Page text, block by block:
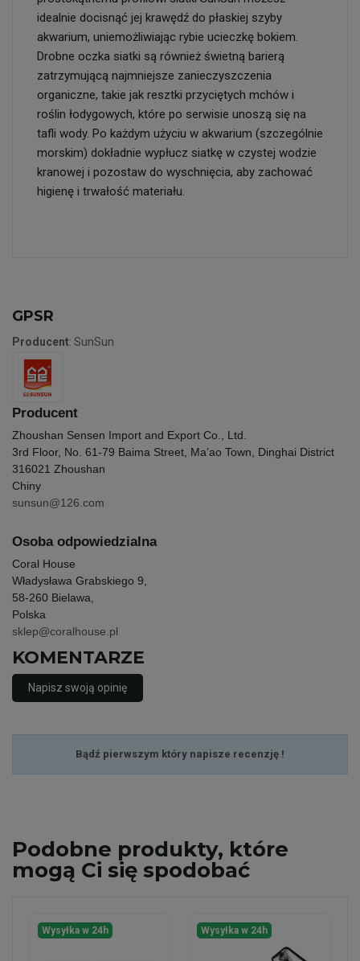
idealnie docisnąć jej krawędź do płaskiej szyby
akwarium, uniemożliwiając rybie ucieczkę bokiem.
Drobne oczka siatki są również świetną barierą
zatrzymującą najmniejsze zanieczyszczenia
organiczne, takie jak resztki przyciętych mchów i
roślin łodygowych, które po serwisie unoszą się na
tafli wody. Po każdym użyciu w akwarium (szczególnie
morskim) dokładnie wypłucz siatkę w czystej wodzie
kranowej i pozostaw do wyschnięcia, aby zachować
higienę i trwałość materiału.
GPSR
Producent: SunSun
Producent
Zhoushan Sensen Import and Export Co., Ltd.
3rd Floor, No. 61-79 Baima Street, Ma’ao Town, Dinghai District
316021 Zhoushan
Chiny
sunsun@126.com
Osoba odpowiedzialna
Coral House
Władysława Grabskiego 9,
58-260 Bielawa,
Polska
sklep@coralhouse.pl
KOMENTARZE
Napisz swoją opinię
Bądź pierwszym który napisze recenzję !
Podobne produkty, które
mogą Ci się spodobać
Wysyłka w 24h Wysyłka w 24h